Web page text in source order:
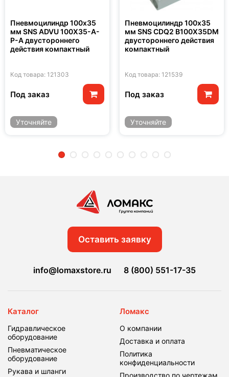
Пневмоцилиндр 100x35
мм SNS ADVU 100X35-A-
P-A двустороннего
действия компактный
Код товара: 121303
Под заказ
Уточняйте
Пневмоцилиндр 100x35
мм SNS CDQ2 B100X35DM
двустороннего действия
компактный
Код товара: 121539
Под заказ
Уточняйте
Оставить заявку
info@lomaxstore.ru 8 (800) 551-17-35
Каталог
Гидравлическое
оборудование
Пневматическое
оборудование
Рукава и шланги
Ломакс
О компании
Доставка и оплата
Политика
конфиденциальности
Производство по чертежам